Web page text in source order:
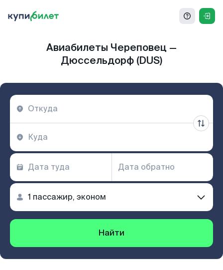
Авиабилеты Череповец —
Дюссельдорф (DUS)
Найти